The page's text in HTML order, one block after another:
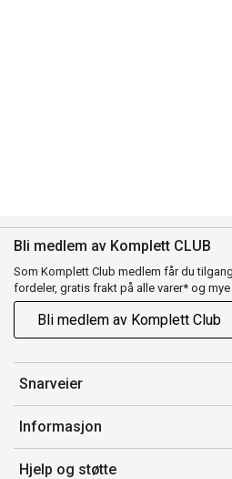
Bli medlem av Komplett CLUB
Som Komplett Club medlem får du
fordeler, gratis frakt på alle varer* og mye
Bli medlem av Komplett Club
Snarveier
Min side
Ordreoversikt
Informasjon
Salgsbetingelser
Hjelp og støtte